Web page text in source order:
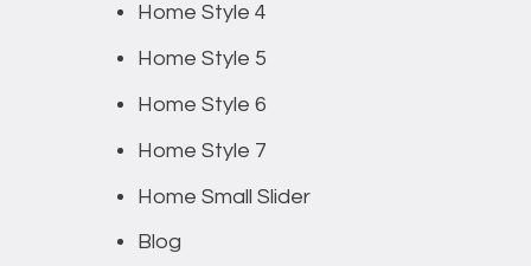
Home Style 4
Home Style 5
Home Style 6
Home Style 7
Home Small Slider
Blog